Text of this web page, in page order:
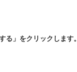
」をクリックします。